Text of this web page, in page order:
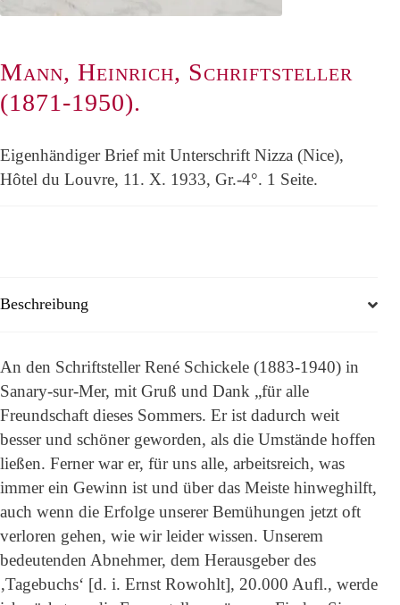
Mann, Heinrich, Schriftsteller
(1871-1950).
Eigenhändiger Brief mit Unterschrift Nizza (Nice),
Hôtel du Louvre, 11. X. 1933, Gr.-4°. 1 Seite.
Beschreibung
An den Schriftsteller René Schickele (1883-1940) in
Sanary-sur-Mer, mit Gruß und Dank „für alle
Freundschaft dieses Sommers. Er ist dadurch weit
besser und schöner geworden, als die Umstände hoffen
ließen. Ferner war er, für uns alle, arbeitsreich, was
immer ein Gewinn ist und über das Meiste hinweghilft,
auch wenn die Erfolge unserer Bemühungen jetzt oft
verloren gehen, wie wir leider wissen. Unserem
bedeutenden Abnehmer, dem Herausgeber des
‚Tagebuchs‘ [d. i. Ernst Rowohlt], 20.000 Aufl., werde